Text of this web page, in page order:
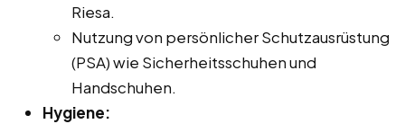
Riesa.
Nutzung von persönlicher Schutzausrüstung
(PSA) wie Sicherheitsschuhen und
Handschuhen.
Hygiene: